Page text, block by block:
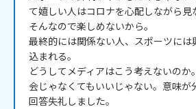
て嬉しい人はコロナを心配しながら
そんなので楽しめないから。
最終的には関係ない人、スポーツには
込まれる。
どうしてメディアはこう考えないの
会じゃなくてもいいじゃない。意味が
回答失礼しました。